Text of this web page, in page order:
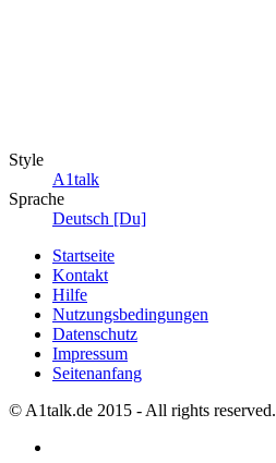
Style
A1talk
Sprache
Deutsch [Du]
Startseite
Kontakt
Hilfe
Nutzungsbedingungen
Datenschutz
Impressum
Seitenanfang
© A1talk.de 2015 - All rights reserved.